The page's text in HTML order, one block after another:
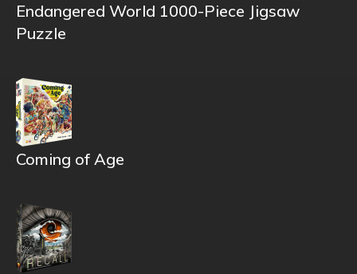
Endangered World 1000-Piece Jigsaw
Puzzle
Coming of Age